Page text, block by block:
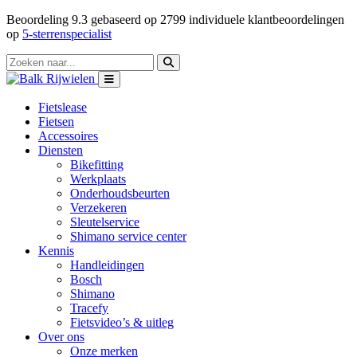
Beoordeling 9.3 gebaseerd op 2799 individuele klantbeoordelingen
op 5-sterrenspecialist
Fietslease
Fietsen
Accessoires
Diensten
Bikefitting
Werkplaats
Onderhoudsbeurten
Verzekeren
Sleutelservice
Shimano service center
Kennis
Handleidingen
Bosch
Shimano
Tracefy
Fietsvideo’s & uitleg
Over ons
Onze merken